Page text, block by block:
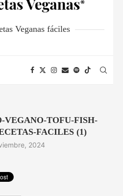
Veganas fáciles
VEGANO-TOFU-FISH-
FACILES (1)
2024